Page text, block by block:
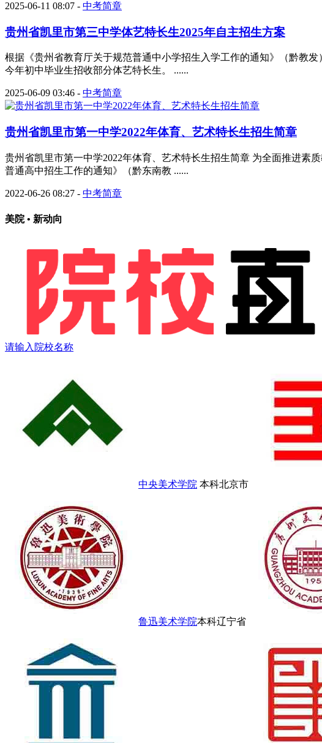
2025-06-11 08:07 - 中考简章
贵州省凯里市第三中学体艺特长生2025年自主招生方案
根据《贵州省教育厅关于规范普通中小学招生入学工作的通知》（黔教
今年初中毕业生招收部分体艺特长生。 ......
2025-06-09 03:46 - 中考简章
贵州省凯里市第一中学2022年体育、艺术特长生招生简章
贵州省凯里市第一中学2022年体育、艺术特长生招生简章 为全面推进素
普通高中招生工作的通知》（黔东南教 ......
2022-06-26 08:27 - 中考简章
美院 • 新动向
请输入院校名称
中央美术学院 本科北京市
鲁迅美术学院本科辽宁省